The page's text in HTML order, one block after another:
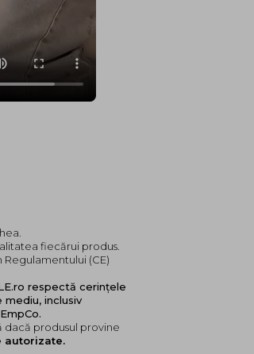
fiecărui produs.
(CE)
respectă cerințele
inclusiv
produsul provine
autorizate.